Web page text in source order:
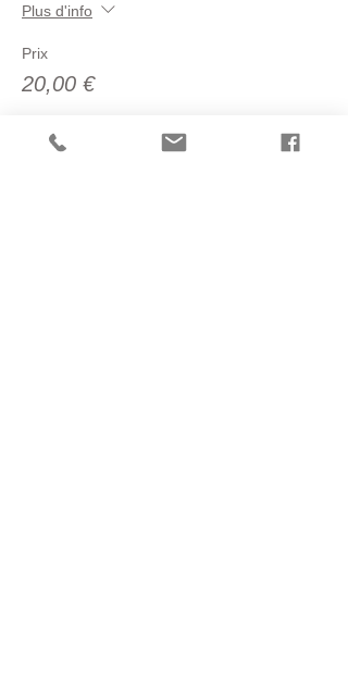
Plus d'info
Prix
20,00 €